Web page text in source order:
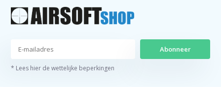
Abonneer
* Lees hier de wettelijke beperkingen